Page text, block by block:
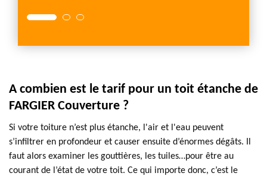
A combien est le tarif pour un toit étanche de
FARGIER Couverture ?
Si votre toiture n’est plus étanche, l'air et l'eau peuvent
s’infiltrer en profondeur et causer ensuite d’énormes dégâts. Il
faut alors examiner les gouttières, les tuiles…pour être au
courant de l’état de votre toit. Ce qui importe donc, c’est le